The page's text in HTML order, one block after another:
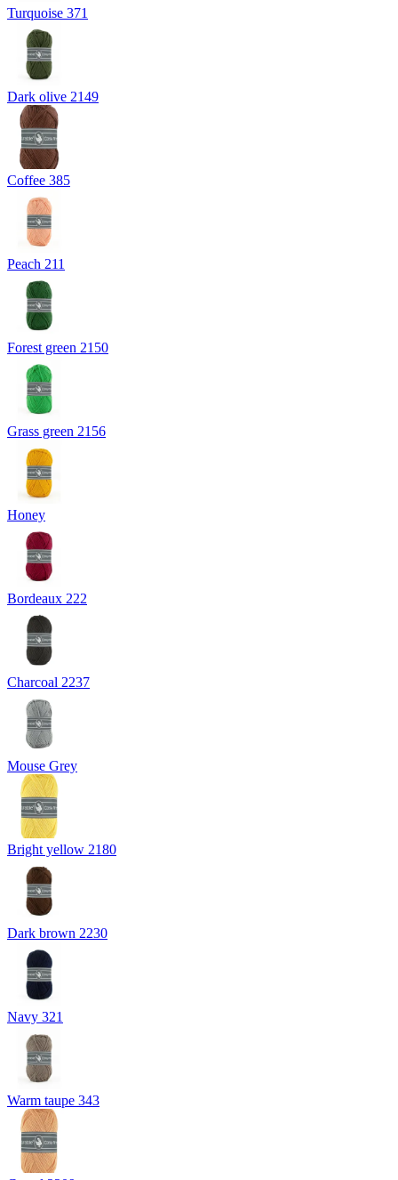
Turquoise 371
Dark olive 2149
Coffee 385
Peach 211
Forest green 2150
Grass green 2156
Honey
Bordeaux 222
Charcoal 2237
Mouse Grey
Bright yellow 2180
Dark brown 2230
Navy 321
Warm taupe 343